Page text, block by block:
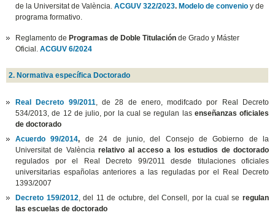
de la Universitat de València.ACGUV 322/2023.Modelo de convenio y de
programa formativo.
Reglamento deProgramas de Doble Titulación de Grado y Máster
Oficial.ACGUV 6/2024
2. Normativa específica Doctorado
Real Decreto 99/2011 , de 28 de enero, modifcado por Real Decreto
534/2013, de 12 de julio, por la cual se regulan las enseñanzas oficiales
de doctorado
Acuerdo 99/2014, de 24 de junio, del Consejo de Gobierno de la
Universitat de Valènciarelativo al acceso a los estudios de doctorado
regulados por el Real Decreto 99/2011 desde titulaciones oficiales
universitarias españolas anteriores a las reguladas por el Real Decreto
1393/2007
Decreto 159/2012 , del 11 de octubre, del Consell, por la cual seregulan
las escuelas de doctorado